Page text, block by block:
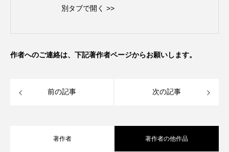
別タブで開く >>
作者へのご連絡は、下記著作者ページからお願いします。
前の記事 次の記事
著作者 著作者の他作品